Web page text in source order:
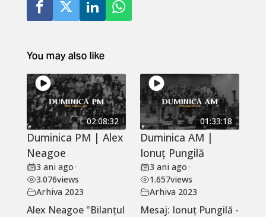
You may also like
02:08:32
Duminica PM | Alex
Neagoe
3 ani ago•
3.076views
Arhiva 2023
Alex Neagoe "Bilanțul
01:33:18
Duminica AM |
Ionuț Pungilă
3 ani ago •
1.657views
Arhiva 2023
Mesaj: Ionuț Pungilă -